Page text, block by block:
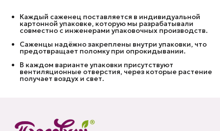
Каждый саженец поставляется в индивидуальной
картонной упаковке, которую мы разрабатывали
совместно с инженерами упаковочных производств.
Саженцы надёжно закреплены внутри упаковки, что
предотвращает поломку при опрокидывании.
В каждом варианте упаковки присутствуют
вентиляционные отверстия, через которые растение
получает воздух и свет.